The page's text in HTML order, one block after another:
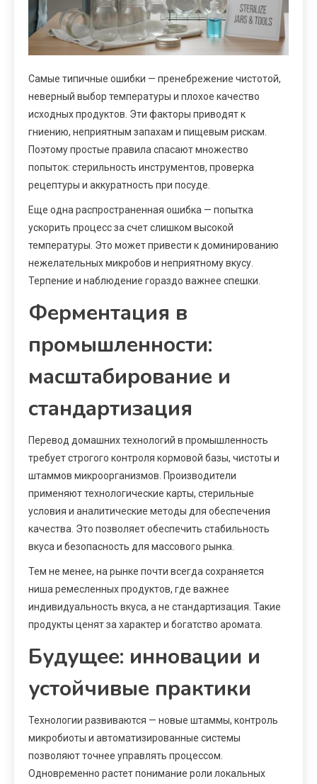
Самые типичные ошибки — пренебрежение чистотой,
неверный выбор температуры и плохое качество
исходных продуктов. Эти факторы приводят к
гниению, неприятным запахам и пищевым рискам.
Поэтому простые правила спасают множество
попыток: стерильность инструментов, проверка
рецептуры и аккуратность при посуде.
Еще одна распространенная ошибка — попытка
ускорить процесс за счет слишком высокой
температуры. Это может привести к доминированию
нежелательных микробов и неприятному вкусу.
Терпение и наблюдение гораздо важнее спешки.
Ферментация в
промышленности:
масштабирование и
стандартизация
Перевод домашних технологий в промышленность
требует строгого контроля кормовой базы, чистоты и
штаммов микроорганизмов. Производители
применяют технологические карты, стерильные
условия и аналитические методы для обеспечения
качества. Это позволяет обеспечить стабильность
вкуса и безопасность для массового рынка.
Тем не менее, на рынке почти всегда сохраняется
ниша ремесленных продуктов, где важнее
индивидуальность вкуса, а не стандартизация. Такие
продукты ценят за характер и богатство аромата.
Будущее: инновации и
устойчивые практики
Технологии развиваются — новые штаммы, контроль
микробиоты и автоматизированные системы
позволяют точнее управлять процессом.
Одновременно растет понимание роли локальных